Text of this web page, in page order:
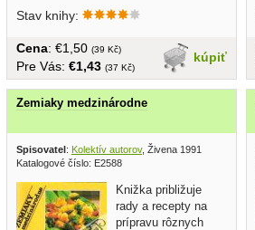
Stav knihy:
kúpiť
Cena: €1,50 (39 Kč)
Pre Vás: €1,43 (37 Kč)
Zemiaky medzinárodne
Spisovatel: Kolektív autorov, Živena 1991
Katalogové číslo: E2588
Knižka približuje
rady a recepty na
prípravu rôznych